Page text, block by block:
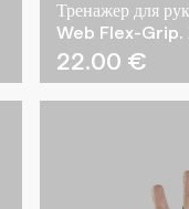
Тренажер для
Web Flex-Grip.
22.00 €